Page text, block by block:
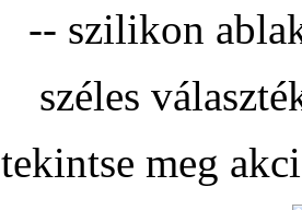
-- szilikon
széles
tekintse meg